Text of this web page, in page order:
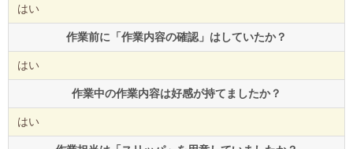
はい
作業前に「作業内容の確認」はしていたか？
はい
作業中の作業内容は好感が持てましたか？
はい